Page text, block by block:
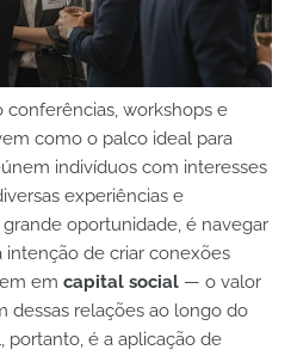
conferências, workshops e
como o palco ideal para
indivíduos com interesses
experiências e
oportunidade, é navegar
intenção de criar conexões
em capital social — o valor
dessas relações ao longo do
portanto, é a aplicação de